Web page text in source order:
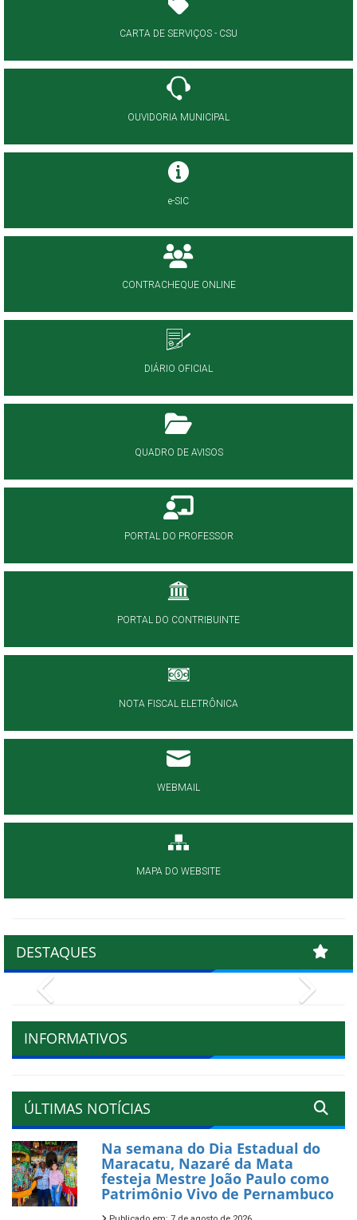
CARTA DE SERVIÇOS - CSU
OUVIDORIA MUNICIPAL
e-SIC
CONTRACHEQUE ONLINE
DIÁRIO OFICIAL
QUADRO DE AVISOS
PORTAL DO PROFESSOR
PORTAL DO CONTRIBUINTE
NOTA FISCAL ELETRÔNICA
WEBMAIL
MAPA DO WEBSITE
DESTAQUES
INFORMATIVOS
ÚLTIMAS NOTÍCIAS
Na semana do Dia Estadual do
Maracatu, Nazaré da Mata
festeja Mestre João Paulo como
Patrimônio Vivo de Pernambuco